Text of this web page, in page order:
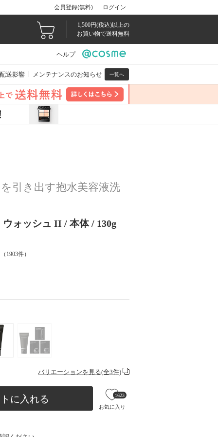
会員登録(無料) ログイン
1,500円(税込)以上の
お買い物で送料無料
ヘルプ
送影響 メンテナンスのお知らせ 一覧へ
引き出す抱水美容液洗
ォッシュ II / 本体 / 130g
（ 1903件）
バリエーションを見る(全3件)
に入れる
お気に入り
1623